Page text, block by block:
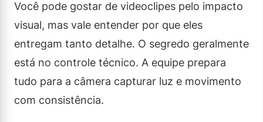
Você pode gostar de videoclipes pelo impacto
visual, mas vale entender por que eles
entregam tanto detalhe. O segredo geralmente
está no controle técnico. A equipe prepara
tudo para a câmera capturar luz e movimento
com consistência.